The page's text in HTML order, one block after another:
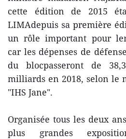
cette édition de 2015
LIMAdepuis sa première
un rôle important pour
car les dépenses de
du blocpasseront de
milliards en 2018, selon le
"IHS Jane".
Organisée tous les deux
plus grandes